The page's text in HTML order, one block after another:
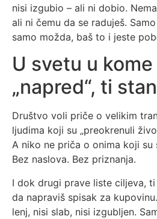
nisi izgubio – ali ni dobio.
ali ni čemu da se raduješ.
samo možda, baš to i jeste
U svetu u
„napred“, ti
Društvo voli priče o velikim
ljudima koji su „preokrenuli
A niko ne priča o onima koji su
Bez naslova. Bez priznanja.
I dok drugi prave liste ciljeva,
da napraviš spisak za
lenj, nisi slab, nisi izgubljen.